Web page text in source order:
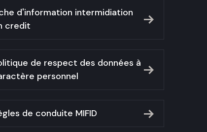
d'information intermidiation
credit
de respect des données à
personnel
de conduite MIFID